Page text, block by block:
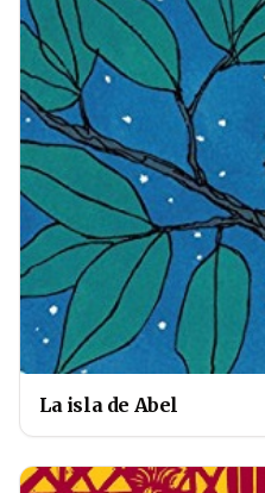
La isla de Abel